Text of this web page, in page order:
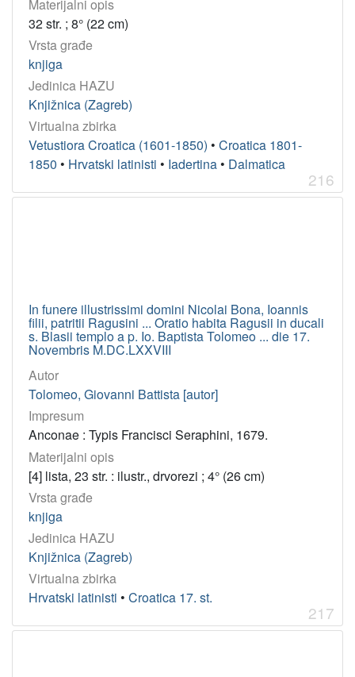
Materijalni opis
32 str. ; 8° (22 cm)
Vrsta građe
knjiga
Jedinica HAZU
Knjižnica (Zagreb)
Virtualna zbirka
Vetustiora Croatica (1601-1850) • Croatica 1801-
1850 • Hrvatski latinisti • Iadertina • Dalmatica
216
In funere illustrissimi domini Nicolai Bona, Ioannis
filii, patritii Ragusini ... Oratio habita Ragusii in ducali
s. Blasii templo a p. Io. Baptista Tolomeo ... die 17.
Novembris M.DC.LXXVIII
Autor
Tolomeo, Giovanni Battista [autor]
Impresum
Anconae : Typis Francisci Seraphini, 1679.
Materijalni opis
[4] lista, 23 str. : ilustr., drvorezi ; 4° (26 cm)
Vrsta građe
knjiga
Jedinica HAZU
Knjižnica (Zagreb)
Virtualna zbirka
Hrvatski latinisti • Croatica 17. st.
217